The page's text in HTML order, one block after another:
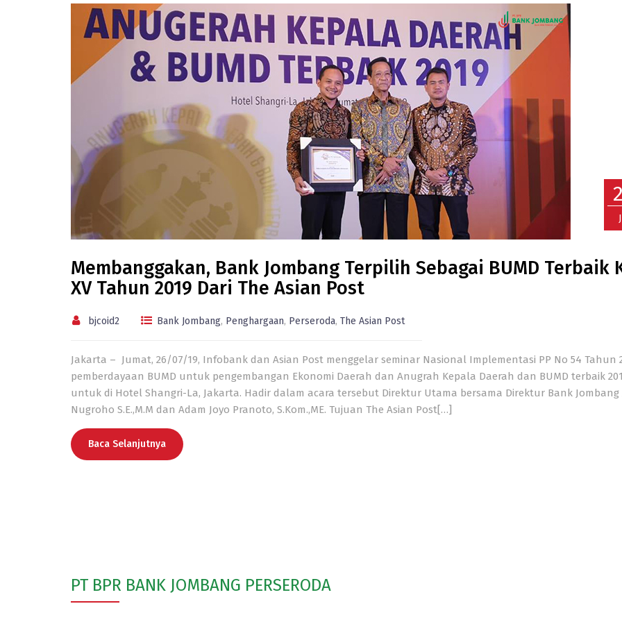
Membanggakan, Bank Jombang Terpilih Sebagai BUMD Terbaik
XV Tahun 2019 Dari The Asian Post
bjcoid2 Bank Jombang, Penghargaan, Perseroda, The Asian Post
Jakarta – Jumat, 26/07/19, Infobank dan Asian Post menggelar seminar Nasional Implementasi PP No 54 Tahun
pemberdayaan BUMD untuk pengembangan Ekonomi Daerah dan Anugrah Kepala Daerah dan BUMD terbaik
untuk di Hotel Shangri-La, Jakarta. Hadir dalam acara tersebut Direktur Utama bersama Direktur Bank Jombang
Nugroho S.E.,M.M dan Adam Joyo Pranoto, S.Kom.,ME. Tujuan The Asian Post[…]
Baca Selanjutnya
PT BPR BANK JOMBANG PERSERODA